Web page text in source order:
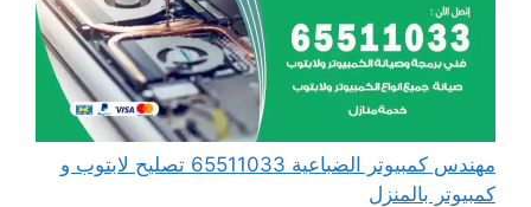
مهندس كمبيوتر الضباعية 65511033 تصليح لابتوب و
كمبيوتر بالمنزل